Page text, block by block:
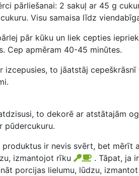
pārliešanai: 2 sakuļ ar 45 g
Visu samaisa līdz
pār kūku un liek cepties
Cep apmēram 40-45 minūtes.
izcepusies, to jāatstāj
to dekorē ar atstātajām
pūdercukuru.
ir nevis svērt, bet mērīt
izmantojot rīku
. Tāpat, ja
porcijas lielumu, lūdzu,